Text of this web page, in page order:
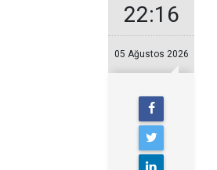
22:16
05 Ağustos 2026